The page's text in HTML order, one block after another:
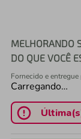
MELHORANDO
DO QUE VOCÊ
Fornecido e entregue
Carregando…